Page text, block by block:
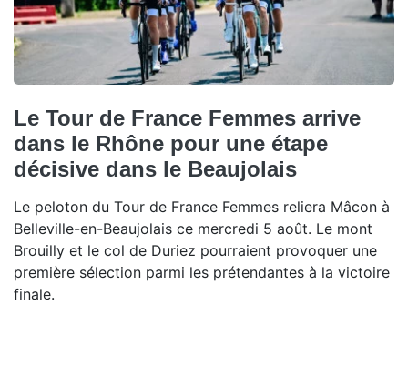
Le Tour de France Femmes arrive
dans le Rhône pour une étape
décisive dans le Beaujolais
Le peloton du Tour de France Femmes reliera Mâcon à
Belleville-en-Beaujolais ce mercredi 5 août. Le mont
Brouilly et le col de Duriez pourraient provoquer une
première sélection parmi les prétendantes à la victoire
finale.